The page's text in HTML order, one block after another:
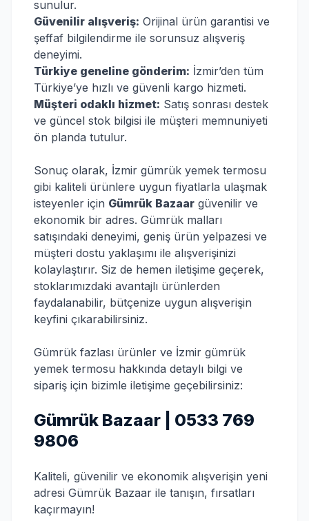
sunulur.
Güvenilir alışveriş: Orijinal ürün garantisi ve
şeffaf bilgilendirme ile sorunsuz alışveriş
deneyimi.
Türkiye geneline gönderim: İzmir’den tüm
Türkiye’ye hızlı ve güvenli kargo hizmeti.
Müşteri odaklı hizmet: Satış sonrası destek
ve güncel stok bilgisi ile müşteri memnuniyeti
ön planda tutulur.
Sonuç olarak, İzmir gümrük yemek termosu
gibi kaliteli ürünlere uygun fiyatlarla ulaşmak
isteyenler için Gümrük Bazaar güvenilir ve
ekonomik bir adres. Gümrük malları
satışındaki deneyimi, geniş ürün yelpazesi ve
müşteri dostu yaklaşımı ile alışverişinizi
kolaylaştırır. Siz de hemen iletişime geçerek,
stoklarımızdaki avantajlı ürünlerden
faydalanabilir, bütçenize uygun alışverişin
keyfini çıkarabilirsiniz.
Gümrük fazlası ürünler ve İzmir gümrük
yemek termosu hakkında detaylı bilgi ve
sipariş için bizimle iletişime geçebilirsiniz:
Gümrük Bazaar | 0533 769
9806
Kaliteli, güvenilir ve ekonomik alışverişin yeni
adresi Gümrük Bazaar ile tanışın, fırsatları
kaçırmayın!